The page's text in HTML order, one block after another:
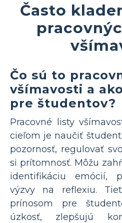
Často
Čo sú to
všímavosti a
pre študentov?
Pracovné listy
cieľom je naučiť
pozornosť, regulovať
si prítomnosť. Môžu
identifikáciu emócií,
výzvy na reflexiu.
prínosom pre
úzkosť, zlepšujú